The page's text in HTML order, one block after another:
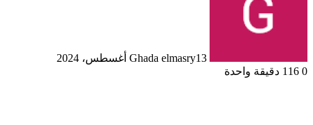
Ghada elmasry13 أغسطس، 2024
0
دقيقة واحدة